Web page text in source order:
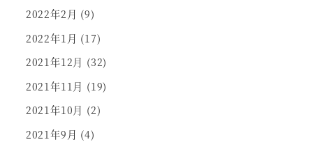
2022年2月 (9)
2022年1月 (17)
2021年12月 (32)
2021年11月 (19)
2021年10月 (2)
2021年9月 (4)